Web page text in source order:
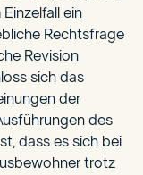
ein
Rechtsfrage
Revision
sich das
der
des
dass es sich bei
trotz